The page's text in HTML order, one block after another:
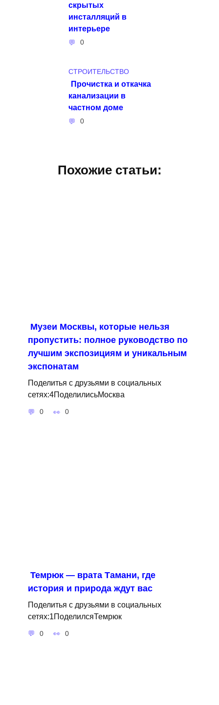
скрытых
инсталляций в
интерьере
0
СТРОИТЕЛЬСТВО
Прочистка и откачка
канализации в
частном доме
0
Похожие статьи:
Музеи Москвы, которые нельзя
пропустить: полное руководство по
лучшим экспозициям и уникальным
экспонатам
Поделитья с друзьями в социальных
сетях:4ПоделилисьМосква
0 0
Темрюк — врата Тамани, где
история и природа ждут вас
Поделитья с друзьями в социальных
сетях:1ПоделилсяТемрюк
0 0